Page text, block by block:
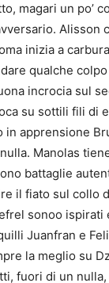
magari un po’
Alisson
inizia a
qualche
incrocia sul
su sottili fili di
in apprensione
Manolas
battaglie
il fiato sul collo
sonoo ispirati
Juanfran e
la meglio su
fuori di un